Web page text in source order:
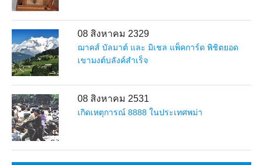
08 สิงหาคม 2329
ฌาคส์ บัลมาต์ และ มิเชล แพ็คการ์ด พิชิตยอด
เขามงต์บลังค์สำเร็จ
08 สิงหาคม 2531
เกิดเหตุการณ์ 8888 ในประเทศพม่า